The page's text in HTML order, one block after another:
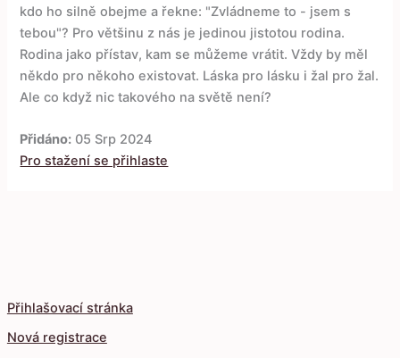
Přihlašovací stránka
Nová registrace
kdo ho silně obejme a řekne: "Zvládneme to - jsem s
tebou"? Pro většinu z nás je jedinou jistotou rodina.
Rodina jako přístav, kam se můžeme vrátit. Vždy by měl
někdo pro někoho existovat. Láska pro lásku i žal pro žal.
Ale co když nic takového na světě není?
Přidáno: 05 Srp 2024
Pro stažení se přihlaste